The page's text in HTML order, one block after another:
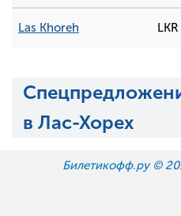
Las Khoreh LKR
в Лас-Хорех
Билетикофф.ру ©